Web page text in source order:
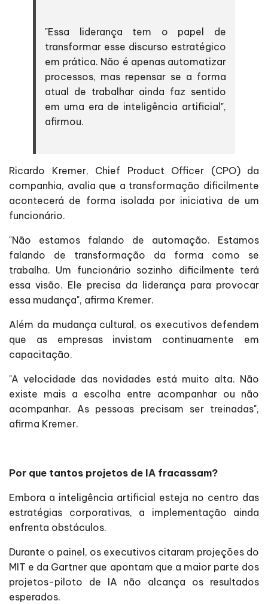
"Essa liderança tem o papel de
transformar esse discurso estratégico
em prática. Não é apenas automatizar
processos, mas repensar se a forma
atual de trabalhar ainda faz sentido
em uma era de inteligência artificial",
afirmou.
Ricardo Kremer, Chief Product Officer (CPO) da
companhia, avalia que a transformação dificilmente
acontecerá de forma isolada por iniciativa de um
funcionário.
"Não estamos falando de automação. Estamos
falando de transformação da forma como se
trabalha. Um funcionário sozinho dificilmente terá
essa visão. Ele precisa da liderança para provocar
essa mudança", afirma Kremer.
Além da mudança cultural, os executivos defendem
que as empresas invistam continuamente em
capacitação.
"A velocidade das novidades está muito alta. Não
existe mais a escolha entre acompanhar ou não
acompanhar. As pessoas precisam ser treinadas",
afirma Kremer.
Por que tantos projetos de IA fracassam?
Embora a inteligência artificial esteja no centro das
estratégias corporativas, a implementação ainda
enfrenta obstáculos.
Durante o painel, os executivos citaram projeções do
MIT e da Gartner que apontam que a maior parte dos
projetos-piloto de IA não alcança os resultados
esperados.